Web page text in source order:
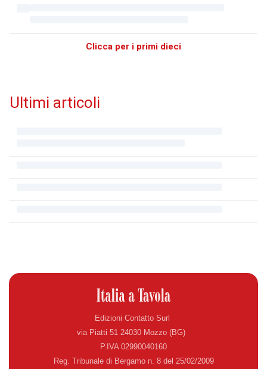
Clicca per i primi dieci
Ultimi articoli
Edizioni Contatto Surl
via Piatti 51 24030 Mozzo (BG)
P.IVA 02990040160
Reg. Tribunale di Bergamo n. 8 del 25/02/2009